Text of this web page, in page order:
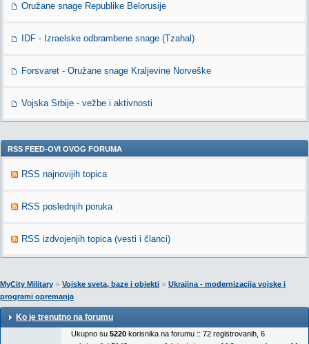
Oružane snage Republike Belorusije
IDF - Izraelske odbrambene snage (Tzahal)
Forsvaret - Oružane snage Kraljevine Norveške
Vojska Srbije - vežbe i aktivnosti
RSS FEED-OVI OVOG FORUMA
RSS najnovijih topica
RSS poslednjih poruka
RSS izdvojenjih topica (vesti i članci)
MyCity Military » Vojske sveta, baze i objekti » Ukrajina - modernizacija vojske i
programi opremanja
Ko je trenutno na forumu
Ukupno su 5220 korisnika na forumu :: 72 registrovanih, 6